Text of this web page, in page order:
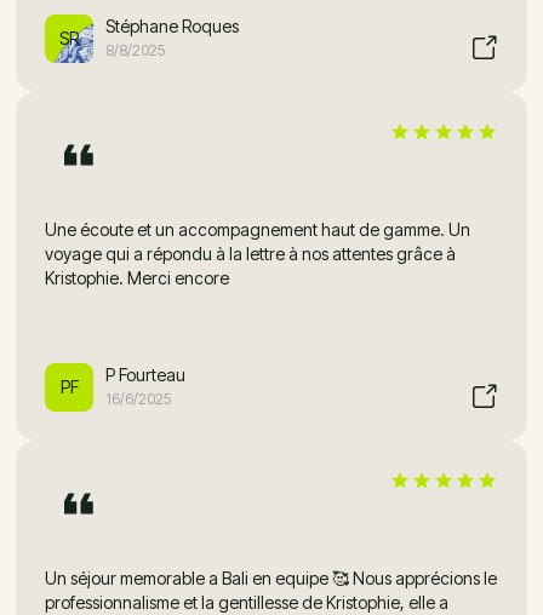
SR
Stéphane Roques
8/8/2025
Une écoute et un accompagnement haut de gamme. Un
voyage qui a répondu à la lettre à nos attentes grâce à
Kristophie. Merci encore
PF
P Fourteau
16/6/2025
Un séjour memorable a Bali en equipe 🥰 Nous apprécions le
professionnalisme et la gentillesse de Kristophie, elle a